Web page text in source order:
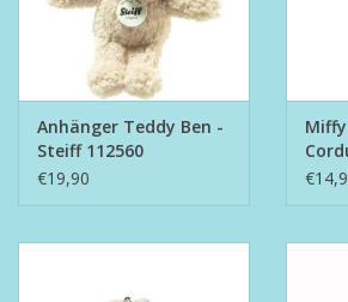
Anhänger Teddy Ben -
Steiff 112560
€19,90